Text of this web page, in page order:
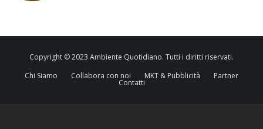
Copyright © 2023 Ambiente Quotidiano. Tutti i diritti riservati.
Chi Siamo
Collabora con noi MKT & Pubblicità Partner
Contatti